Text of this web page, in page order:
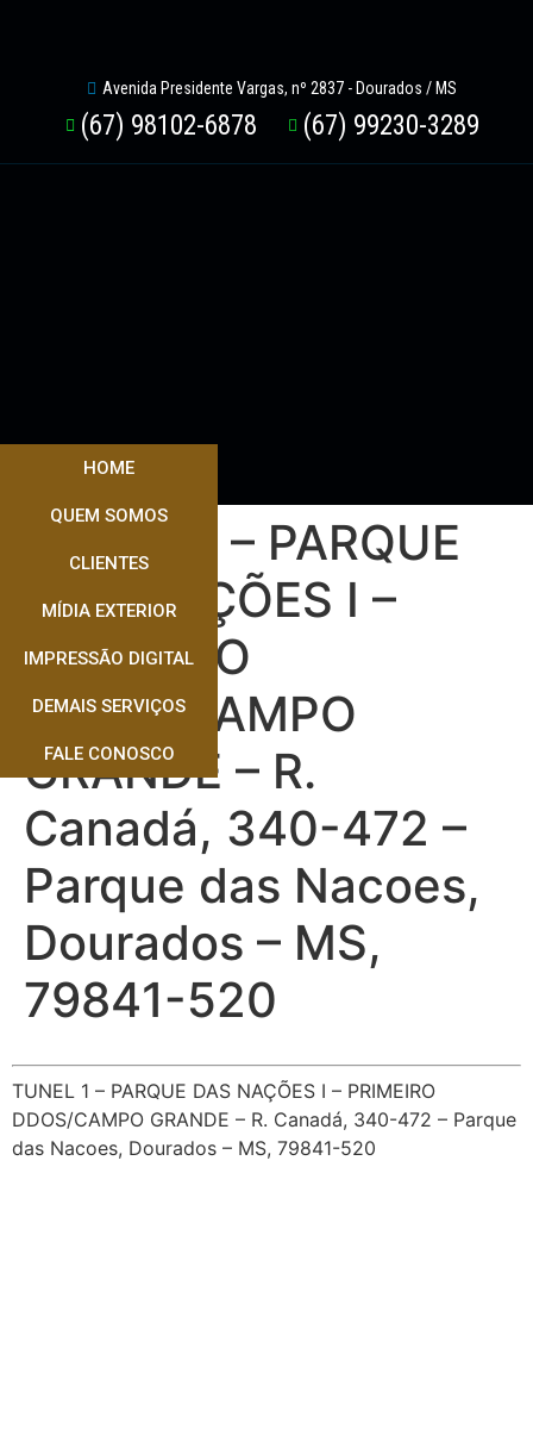
Avenida Presidente Vargas, nº 2837 - Dourados / MS
(67) 98102-6878 (67) 99230-3289
HOME
QUEM SOMOS
CLIENTES
MÍDIA EXTERIOR
IMPRESSÃO DIGITAL
DEMAIS SERVIÇOS
FALE CONOSCO
TUNEL 1 – PARQUE
DAS NAÇÕES I –
PRIMEIRO
DDOS/CAMPO
GRANDE – R.
Canadá, 340-472 –
Parque das Nacoes,
Dourados – MS,
79841-520
TUNEL 1 – PARQUE DAS NAÇÕES I – PRIMEIRO
DDOS/CAMPO GRANDE – R. Canadá, 340-472 – Parque
das Nacoes, Dourados – MS, 79841-520